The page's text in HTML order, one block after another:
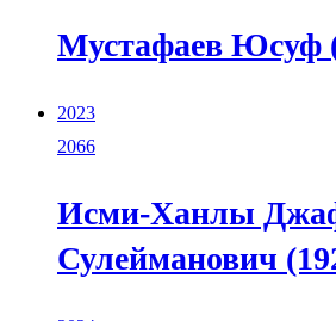
Мустафаев Юсуф
2023
2066
Исми-Ханлы
Сулейманович